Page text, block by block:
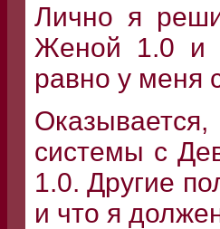
Лично я
Женой 1.0 и
равно у меня
системы с
1.0. Другие
и что я